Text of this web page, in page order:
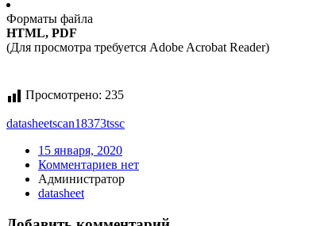
Форматы файла
HTML, PDF
(Для просмотра требуется Adobe Acrobat Reader)
Просмотрено: 235
datasheetscan18373tssc
15 января, 2020
Комментариев нет
Администратор
datasheet